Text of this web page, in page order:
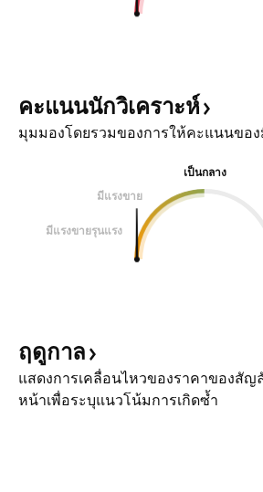
คะแนนนักวิเคราะห์
มุมมองโดยรวมของการให้คะแนนขอ
เป็นกลาง
มีแรงขาย
มีแรงขายรุนแรง
ฤดูกาล
แสดงการเคลื่อนไหวของราคาของสั
หน้าเพื่อระบุแนวโน้มการเกิดซ้ำ